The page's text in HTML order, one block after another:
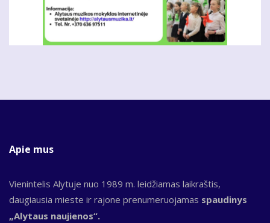
Apie mus
Vienintelis Alytuje nuo 1989 m. leidžiamas laikraštis,
daugiausia mieste ir rajone prenumeruojamas spaudinys
„Alytaus naujienos“.